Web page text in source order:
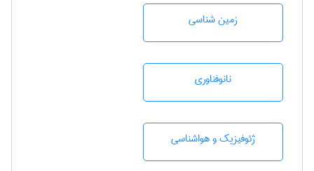
زمين شناسی
نانوفناوری
ژئوفيزيك و هواشناسی